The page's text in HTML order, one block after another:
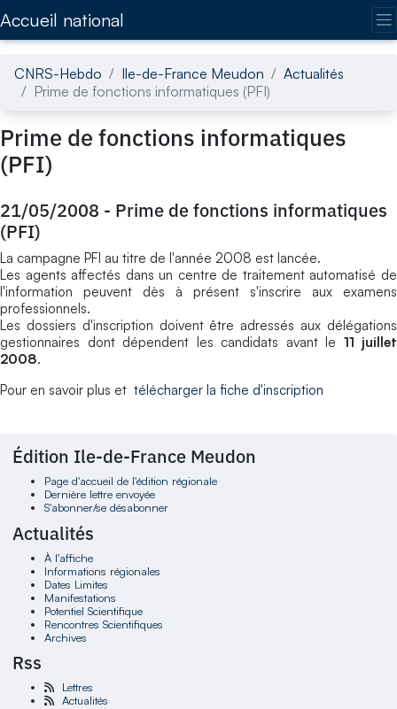
Accueil national
CNRS-Hebdo Ile-de-France Meudon
Actualités
Prime de fonctions informatiques (PFI)
Prime de fonctions informatiques
(PFI)
21/05/2008 - Prime de fonctions informatiques
(PFI)
La campagne PFI au titre de l'année 2008 est lancée.
Les agents affectés dans un centre de traitement automatisé de
l'information peuvent dès à présent s'inscrire aux examens
professionnels.
Les dossiers d'inscription doivent être adressés aux délégations
gestionnaires dont dépendent les candidats avant le 11 juillet
2008.
Pour en savoir plus et télécharger la fiche d'inscription
Édition Ile-de-France Meudon
Page d'accueil de l'édition régionale
Dernière lettre envoyée
S'abonner/se désabonner
Actualités
À l'affiche
Informations régionales
Dates Limites
Manifestations
Potentiel Scientifique
Rencontres Scientifiques
Archives
Rss
Lettres
Actualités